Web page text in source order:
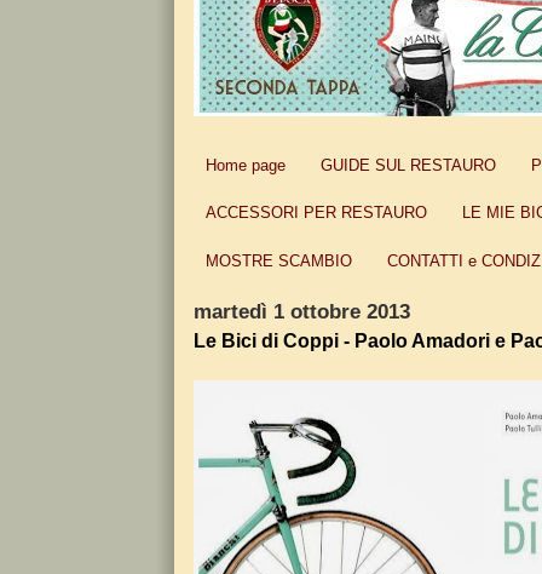
Home page GUIDE SUL RESTAURO
ACCESSORI PER RESTAURO LE MIE
MOSTRE SCAMBIO CONTATTI e
martedì 1 ottobre 2013
Le Bici di Coppi - Paolo Amadori e